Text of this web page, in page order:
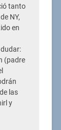
tanto
NY,
en
(padre
las
y